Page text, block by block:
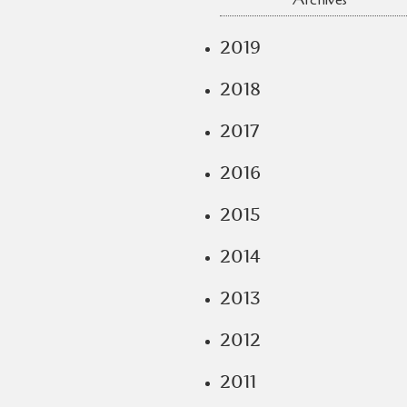
2019
2018
2017
2016
2015
2014
2013
2012
2011